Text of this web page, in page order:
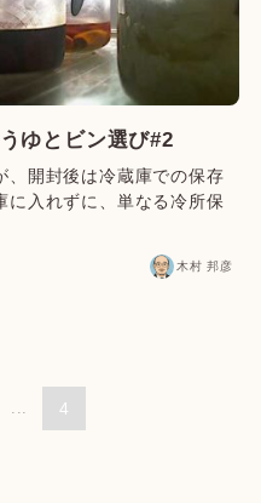
ゆとビン選び#2
、開封後は冷蔵庫での保存
に入れずに、単なる冷所保
木村 邦彦
... 4